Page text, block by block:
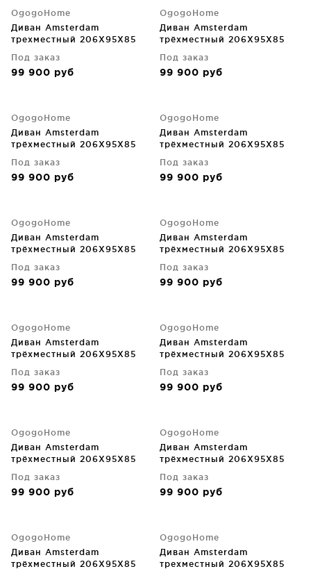
OgogoHome
Диван Amsterdam
трехместный 206X95X85
Под заказ
99 900 руб
OgogoHome
Диван Amsterdam
трёхместный 206X95X85
Под заказ
99 900 руб
OgogoHome
Диван Amsterdam
трёхместный 206X95X85
Под заказ
99 900 руб
OgogoHome
Диван Amsterdam
трёхместный 206X95X85
Под заказ
99 900 руб
OgogoHome
Диван Amsterdam
трёхместный 206X95X85
Под заказ
99 900 руб
OgogoHome
Диван Amsterdam
трёхместный 206X95X85
Под заказ
99 900 руб
OgogoHome
Диван Amsterdam
трёхместный 206X95X85
Под заказ
99 900 руб
OgogoHome
Диван Amsterdam
трёхместный 206X95X85
Под заказ
99 900 руб
OgogoHome
Диван Amsterdam
трёхместный 206X95X85
Под заказ
99 900 руб
OgogoHome
Диван Amsterdam
трёхместный 206X95X85
Под заказ
99 900 руб
OgogoHome
Диван Amsterdam
трёхместный 206X95X85
OgogoHome
Диван Amsterdam
трехместный 206X95X85